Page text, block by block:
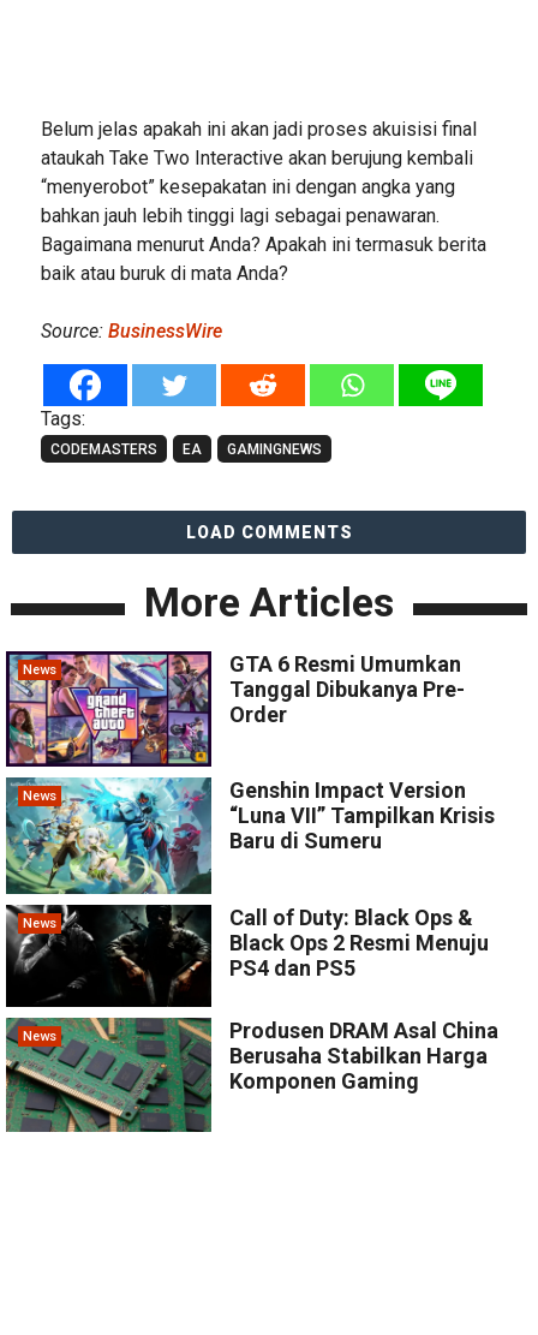
Belum jelas apakah ini akan jadi proses akuisisi final
ataukah Take Two Interactive akan berujung kembali
“menyerobot” kesepakatan ini dengan angka yang
bahkan jauh lebih tinggi lagi sebagai penawaran.
Bagaimana menurut Anda? Apakah ini termasuk berita
baik atau buruk di mata Anda?
Source: BusinessWire
Tags:
CODEMASTERS EA GAMINGNEWS
LOAD COMMENTS
More Articles
News
GTA 6 Resmi Umumkan
Tanggal Dibukanya Pre-
Order
News
Genshin Impact Version
“Luna VII” Tampilkan Krisis
Baru di Sumeru
News
Call of Duty: Black Ops &
Black Ops 2 Resmi Menuju
PS4 dan PS5
News
Produsen DRAM Asal China
Berusaha Stabilkan Harga
Komponen Gaming